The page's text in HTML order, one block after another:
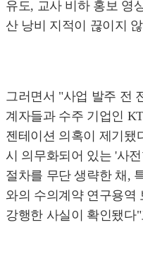
유도, 교사 비하 홍보 영
산 낭비 지적이 끊이지
그러면서 "사업 발주 전
계자들과 수주 기업인
젠테이션 의혹이 제기됐
시 의무화되어 있는 '사
절차를 무단 생략한 채,
와의 수의계약 연구용역
강행한 사실이 확인됐다